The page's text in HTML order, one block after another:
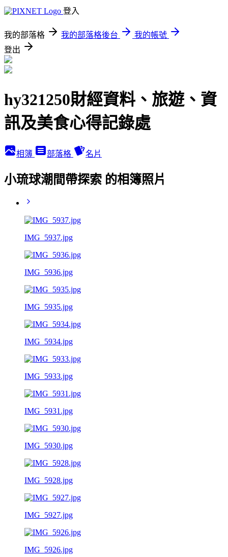
登入
我的部落格 我的部落格後台
我的帳號
登出
hy321250財經資料、旅遊、資
訊及美食心得記錄處
相簿 部落格 名片
小琉球潮間帶探索 的相簿照片
IMG_5937.jpg
IMG_5936.jpg
IMG_5935.jpg
IMG_5934.jpg
IMG_5933.jpg
IMG_5931.jpg
IMG_5930.jpg
IMG_5928.jpg
IMG_5927.jpg
IMG_5926.jpg